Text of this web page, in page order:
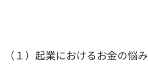
（１）起業におけるお金の悩み